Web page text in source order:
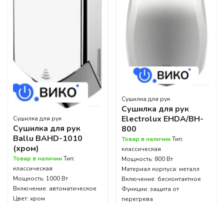
Сушилка для рук
Сушилка для рук
Ballu BAHD-1010
(хром)
Товар в наличииТип:
классическая
Мощность: 1000 Вт
Включение: автоматическое
Цвет: хром
Сушилка для рук
Сушилка для рук
Electrolux EHDA/BH-
800
Товар в наличииТип:
классическая
Мощность: 800 Вт
Материал корпуса: металл
Включение: бесконтактное
Функции: защита от
перегрева